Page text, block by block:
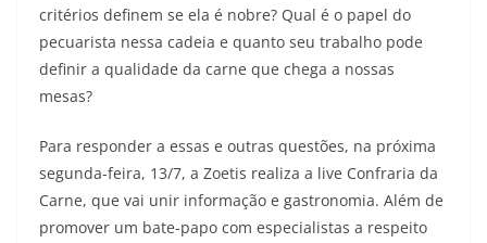
critérios definem se ela é nobre? Qual é o papel do
pecuarista nessa cadeia e quanto seu trabalho pode
definir a qualidade da carne que chega a nossas
mesas?
Para responder a essas e outras questões, na próxima
segunda-feira, 13/7, a Zoetis realiza a live Confraria da
Carne, que vai unir informação e gastronomia. Além de
promover um bate-papo com especialistas a respeito